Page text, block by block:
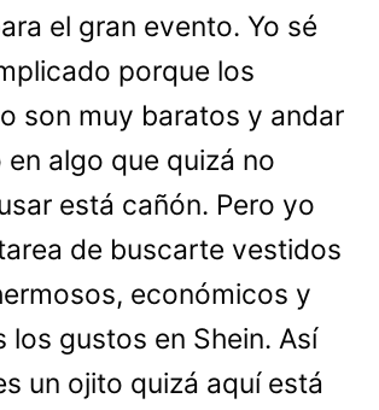
el gran evento. Yo sé
porque los
son muy baratos y andar
algo que quizá no
está cañón. Pero yo
de buscarte vestidos
económicos y
los gustos en Shein. Así
un ojito quizá aquí está